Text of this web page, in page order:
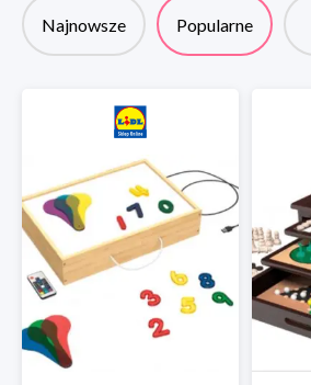
Najnowsze Popularne